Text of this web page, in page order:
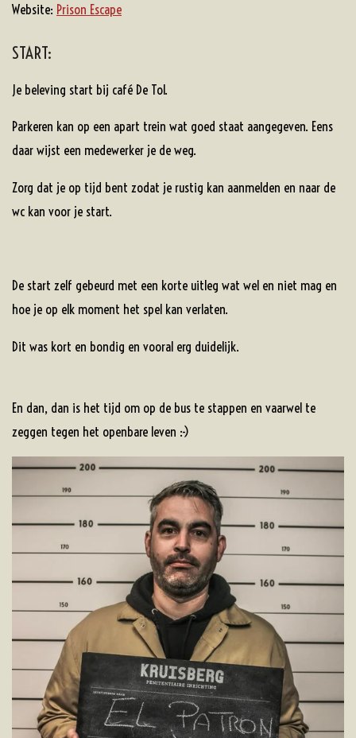
Website: Prison Escape
START:
Je beleving start bij café De Tol.
Parkeren kan op een apart trein wat goed staat aangegeven. Eens
daar wijst een medewerker je de weg.
Zorg dat je op tijd bent zodat je rustig kan aanmelden en naar de
wc kan voor je start.
De start zelf gebeurd met een korte uitleg wat wel en niet mag en
hoe je op elk moment het spel kan verlaten.
Dit was kort en bondig en vooral erg duidelijk.
En dan, dan is het tijd om op de bus te stappen en vaarwel te
zeggen tegen het openbare leven :-)